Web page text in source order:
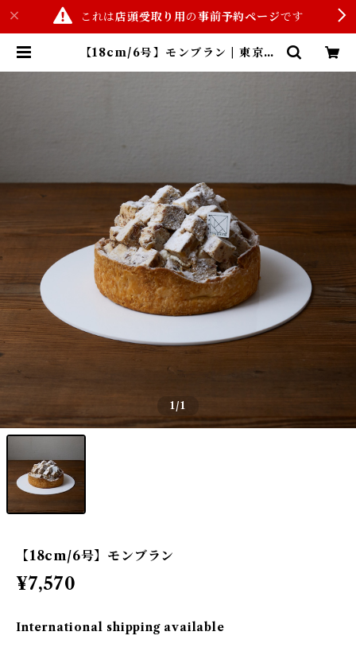
これは店頭受取り用の事前予約ページです
【18cm/6号】モンブラン | 東京洋
1/1
【18cm/6号】モンブラン
¥7,570
International shipping available